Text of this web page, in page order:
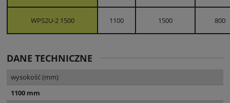
WPS2U-2 1500 1100 1500 800
DANE TECHNICZNE
wysokość (mm)
1100 mm